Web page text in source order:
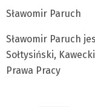
Sławomir Paruch
Sławomir Paruch
Sołtysiński,
Prawa Pracy